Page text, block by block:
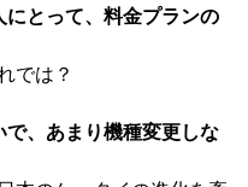
にとって、料金プランの
では？
で、あまり機種変更しな